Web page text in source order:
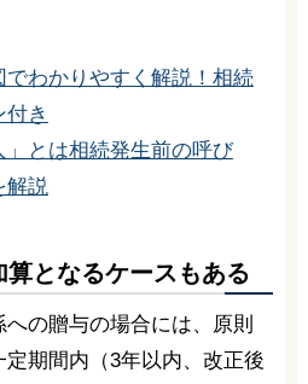
でわかりやすく解説！相続
き
」とは相続発生前の呼び
解説
となるケースもある
の贈与の場合には、原則
定期間内（3年以内、改正後